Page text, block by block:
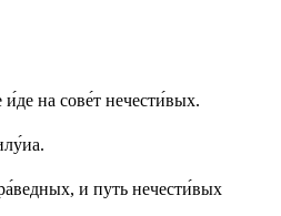
на сове́т нечести́вых.
и путь нечести́вых